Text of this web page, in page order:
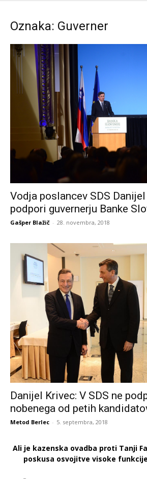
Oznaka: Guverner
Vodja poslancev SDS Danijel
podpori guvernerju Banke
Gašper Blažič - 28. novembra, 2018
Danijel Krivec: V SDS ne
nobenega od petih
Metod Berlec - 5. septembra, 2018
Ali je kazenska ovadba proti Tanji
poskusa osvojitve visoke funkcije